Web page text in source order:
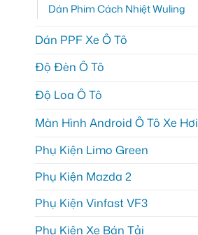
Dán Phim Cách Nhiệt Wuling
Dán PPF Xe Ô Tô
Độ Đèn Ô Tô
Độ Loa Ô Tô
Màn Hình Android Ô Tô Xe Hơi
Phụ Kiện Limo Green
Phụ Kiện Mazda 2
Phụ Kiện Vinfast VF3
Phụ Kiện Xe Bán Tải